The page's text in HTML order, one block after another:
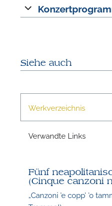
Siehe auch
Werkverzeichnis
Verwandte Links
Fünf
(Cinque canzoni
„Canzoni ’e copp’ ’o